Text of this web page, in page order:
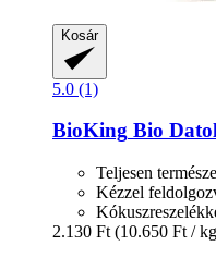
Kosár
5.0 (1)
BioKing Bio
Teljesen
Kézzel
2.130 Ft (10.650 Ft /